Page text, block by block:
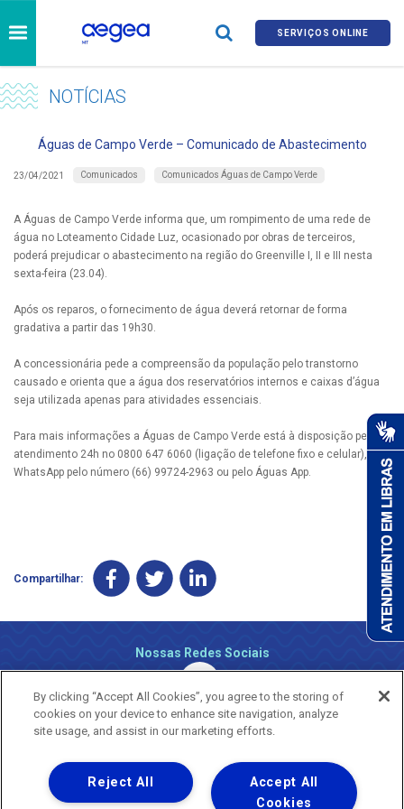
SERVIÇOS ONLINE
NOTÍCIAS
Águas de Campo Verde – Comunicado de Abastecimento
23/04/2021 Comunicados Comunicados Águas de Campo Verde
A Águas de Campo Verde informa que, um rompimento de uma rede de
água no Loteamento Cidade Luz, ocasionado por obras de terceiros,
poderá prejudicar o abastecimento na região do Greenville I, II e III nesta
sexta-feira (23.04).
Após os reparos, o fornecimento de água deverá retornar de forma
gradativa a partir das 19h30.
A concessionária pede a compreensão da população pelo transtorno
causado e orienta que a água dos reservatórios internos e caixas d’água
seja utilizada apenas para atividades essenciais.
Para mais informações a Águas de Campo Verde está à disposição pelo
atendimento 24h no 0800 647 6060 (ligação de telefone fixo e celular), via
WhatsApp pelo número (66) 99724-2963 ou pelo Águas App.
Compartilhar:
Nossas Redes Sociais
Uma empresa
Copyright ® 2026 - Todos os Direitos Reservados.
By clicking “Accept All Cookies”, you agree to the storing of
cookies on your device to enhance site navigation, analyze
site usage, and assist in our marketing efforts.
Accept All
Cookies
Reject All